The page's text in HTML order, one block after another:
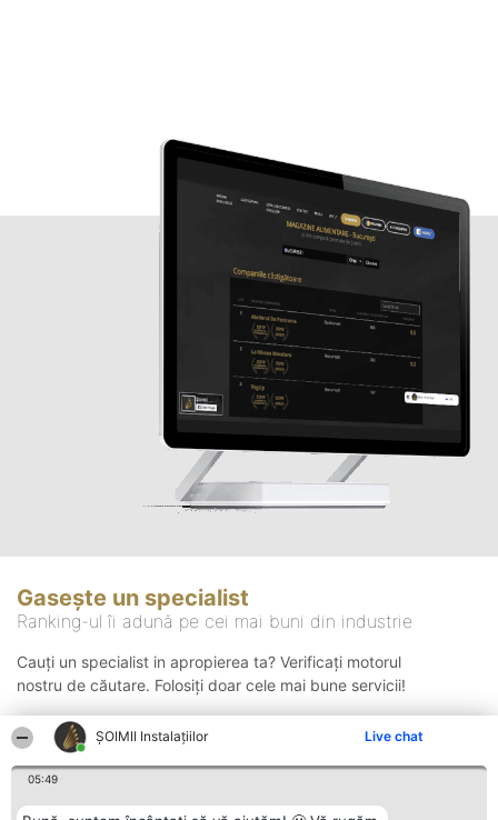
ŞOIMII Instalaţiilor Live chat
05:49
Gasește un specialist
Ranking-ul îi adună pe cei mai buni din industrie
Cauți un specialist in apropierea ta? Verificați motorul
nostru de căutare. Folosiți doar cele mai bune servicii!